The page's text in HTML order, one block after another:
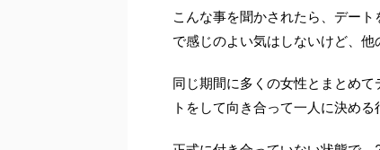
こんな事を聞かされたら、デー
で感じのよい気はしないけど、他
同じ期間に多くの女性とまとめ
トをして向き合って一人に決め